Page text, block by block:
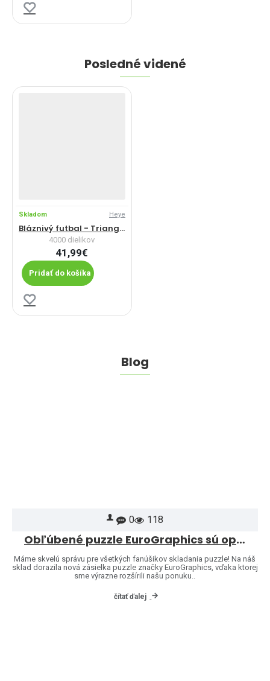
Posledné videné
Skladom Heye
Bláznivý futbal - Triangular puzzle
4000 dielikov
41,99€
Pridať do košíka
Blog
0 118
Obľúbené puzzle EuroGraphics sú opäť skladom – a ponuku sme rozšírili o ďalšie motívy!
Máme skvelú správu pre všetkých fanúšikov skladania puzzle! Na náš
sklad dorazila nová zásielka puzzle značky EuroGraphics, vďaka ktorej
sme výrazne rozšírili našu ponuku..
čítať ďalej